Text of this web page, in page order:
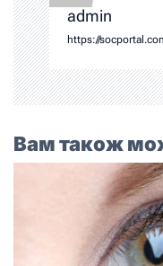
admin
https://
Вам також